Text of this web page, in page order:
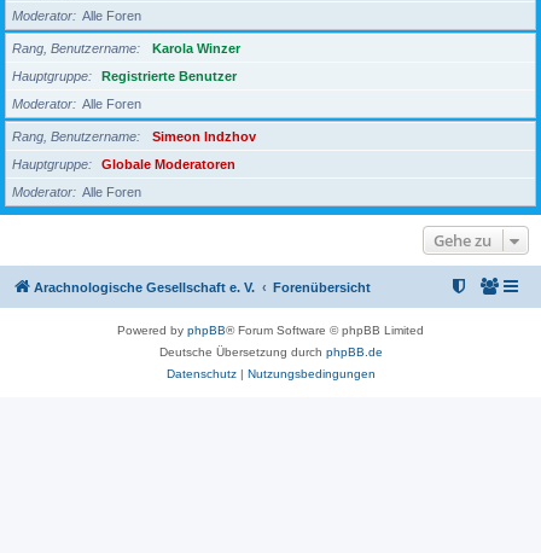
Moderator
Alle Foren
Rang, Benutzername
Karola Winzer
Hauptgruppe
Registrierte Benutzer
Moderator
Alle Foren
Rang, Benutzername
Simeon Indzhov
Hauptgruppe
Globale Moderatoren
Moderator
Alle Foren
Gehe zu
Arachnologische Gesellschaft e. V. Forenübersicht
Powered by phpBB® Forum Software © phpBB Limited
Deutsche Übersetzung durch phpBB.de
Datenschutz| Nutzungsbedingungen